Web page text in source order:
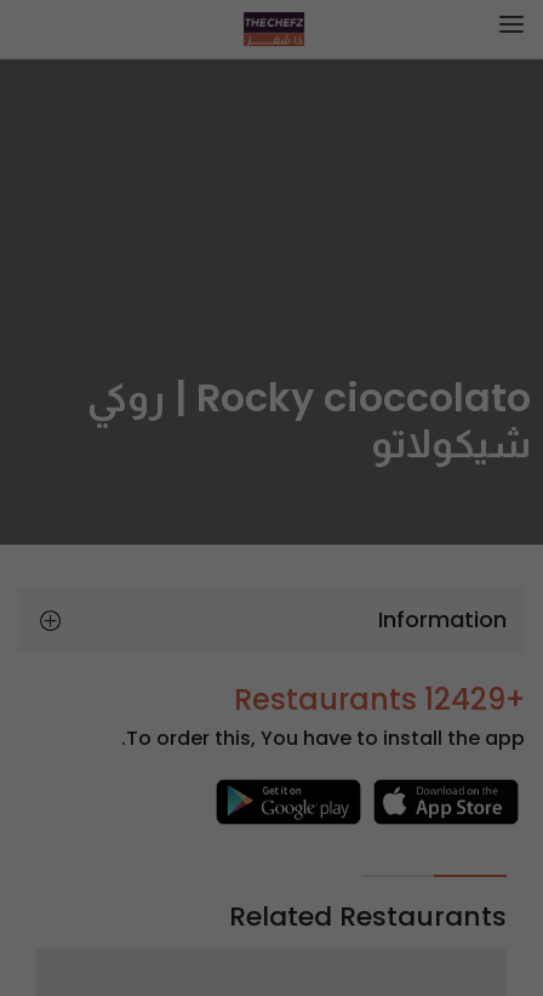
Rocky cioccolato | روكي
شيكولاتو
Information
+12429 Restaurants
To order this, You have to install the app.
Related Restaurants